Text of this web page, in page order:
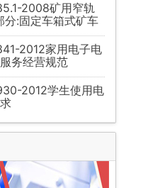
2008矿用窄轨
分:固定车箱式矿车
2012家用电子电
务经营规范
2012学生使用电